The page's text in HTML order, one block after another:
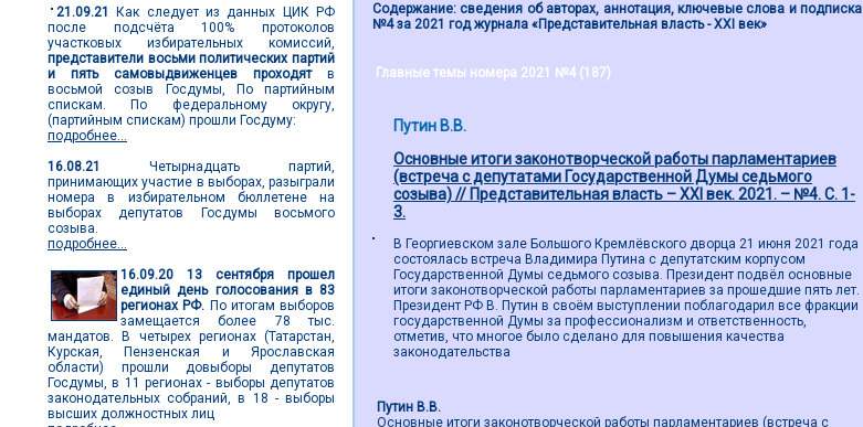
21.09.21
Как следует из данных ЦИК РФ
после подсчёта 100% протоколов
участковых избирательных комиссий,
представители восьми политических партий
и пять самовыдвиженцев проходятв
восьмой созыв Госдумы, По партийным
спискам. По федеральному округу,
(партийным спискам) прошли Госдуму:
подробнее...
16.08.21
Четырнадцать партий,
принимающих участие в выборах, разыграли
номера в избирательном бюллетене на
выборах депутатов Госдумы восьмого
созыва.
подробнее...
16.09.20
13 сентября прошел
единый день голосования в 83
регионах РФ. По итогам выборов
замещается более 78 тыс.
мандатов. В четырех регионах (Татарстан,
Курская, Пензенская и Ярославская
области) прошли довыборы депутатов
Госдумы, в 11 регионах - выборы депутатов
законодательных собраний, в 18 - выборы
высших должностных лиц
Содержание: сведения об авторах, аннотация, ключевые слова и подписка
№4 за 2021 год журнала «Представительная власть - ХХI век»
Главные темы номера 2021 №4 (187)
Путин В.В.
Основные итоги законотворческой работы парламентариев
(встреча с депутатами Государственной Думы седьмого
созыва) // Представительная власть – ХХI век. 2021. – №4. С. 1-
3.
В Георгиевском зале Большого Кремлёвского дворца 21 июня 2021 года
состоялась встреча Владимира Путина с депутатским корпусом
Государственной Думы седьмого созыва. Президент подвёл основные
итоги законотворческой работы парламентариев за прошедшие пять лет.
Президент РФ В. Путин в своём выступлении поблагодарил все фракции
государственной Думы за профессионализм и ответственность,
отметив, что многое было сделано для повышения качества
законодательства
Путин В.В.
Основные итоги законотворческой работы парламентариев (встреча с